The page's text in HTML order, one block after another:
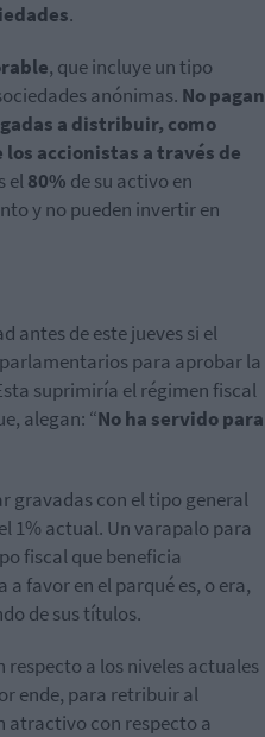
.
, que incluye un tipo
anónimas. No pagan
a distribuir, como
accionistas a través de
el80% de su activo en
y no pueden invertir en
antes de este jueves si el
para aprobar la
suprimiría el régimen fiscal
alegan: “No ha servido para
gravadas con el tipo general
1% actual. Un varapalo para
fiscal que beneficia
favor en el parqué es, o era,
de sus títulos.
a los niveles actuales
ende, para retribuir al
atractivo con respecto a